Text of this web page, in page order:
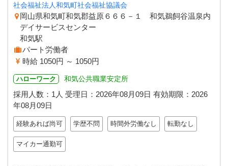
社会福祉法人和気町社会福祉協議会
岡山県和気町和気郡益原６６６－１ 和気鵜飼谷温泉内
デイサービスセンター
和気駅
パート労働者
時給 1050円 ～ 1050円
ハローワーク 和気公共職業安定所
採用人数：1人 受理日： 2026年08月09日 有効期限： 2026
年08月09日
経験あれば尚可 学歴不問 時間外労働なし 転勤なし
マイカー通勤可